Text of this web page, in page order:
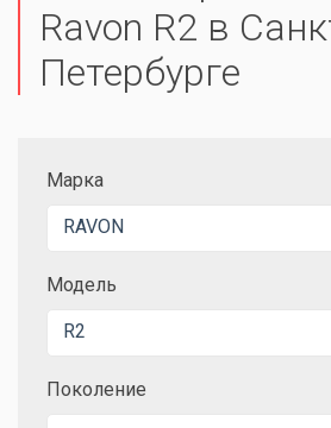
Ravon R2 в
Петербурге
Марка
RAVON
Модель
R2
Поколение